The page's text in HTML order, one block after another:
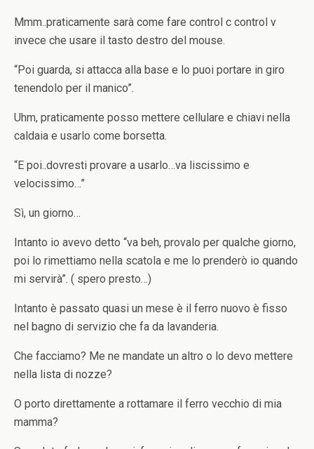
Mmm..praticamente sarà come fare control c control v
invece che usare il tasto destro del mouse.
“Poi guarda, si attacca alla base e lo puoi portare in giro
tenendolo per il manico”.
Uhm, praticamente posso mettere cellulare e chiavi nella
caldaia e usarlo come borsetta.
“E poi..dovresti provare a usarlo…va liscissimo e
velocissimo…”
Sì, un giorno…
Intanto io avevo detto “va beh, provalo per qualche giorno,
poi lo rimettiamo nella scatola e me lo prenderò io quando
mi servirà”. ( spero presto…)
Intanto è passato quasi un mese è il ferro nuovo è fisso
nel bagno di servizio che fa da lavanderia.
Che facciamo? Me ne mandate un altro o lo devo mettere
nella lista di nozze?
O porto direttamente a rottamare il ferro vecchio di mia
mamma?